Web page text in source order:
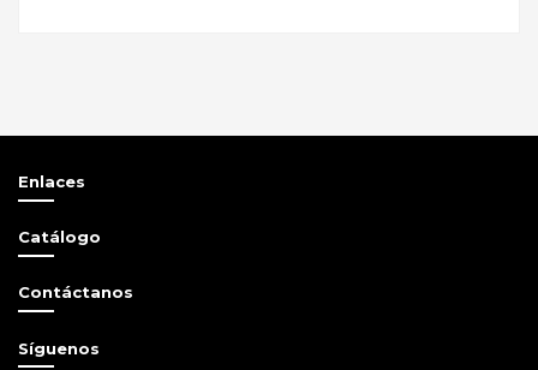
Enlaces
Catálogo
Contáctanos
Síguenos